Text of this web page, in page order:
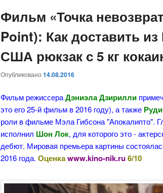
Фильм «Точка
Point): Как доставить
США рюкзак с 5 кг
Опубликовано14.08.2016
Фильм режиссераДэниэла Дзирилли
это его 25-й фильм в 2016 году), а также
роли в фильме Мэла Гибсона "Апокалипто".
исполнил Шон Лок, для которого это -
дебют. Мировая премьера картины
2016 года.Оценкаwww.kino-nik.ru6/10